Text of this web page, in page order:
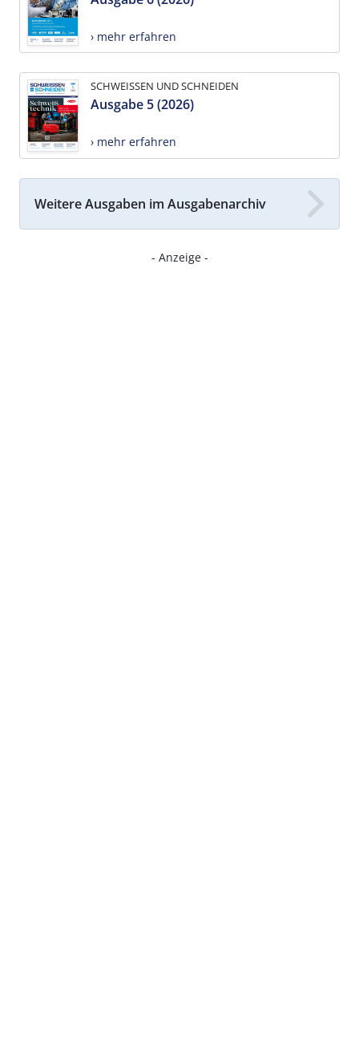
› mehr erfahren
SCHWEISSEN UND SCHNEIDEN
Ausgabe 5 (2026)
› mehr erfahren
Weitere Ausgaben im Ausgabenarchiv
- Anzeige -